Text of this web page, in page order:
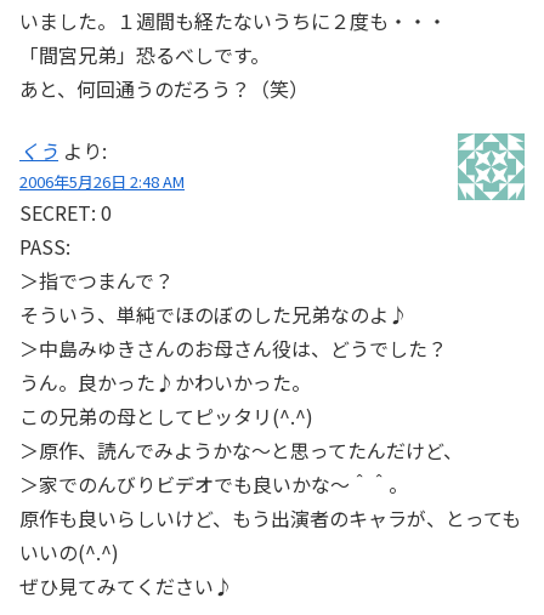
いました。１週間も経たないうちに２度も・・・
「間宮兄弟」恐るべしです。
あと、何回通うのだろう？（笑）
くう より:
2006年5月26日 2:48 AM
SECRET: 0
PASS:
＞指でつまんで？
そういう、単純でほのぼのした兄弟なのよ♪
＞中島みゆきさんのお母さん役は、どうでした？
うん。良かった♪かわいかった。
この兄弟の母としてピッタリ(^.^)
＞原作、読んでみようかな～と思ってたんだけど、
＞家でのんびりビデオでも良いかな～＾＾。
原作も良いらしいけど、もう出演者のキャラが、とっても
いいの(^.^)
ぜひ見てみてください♪